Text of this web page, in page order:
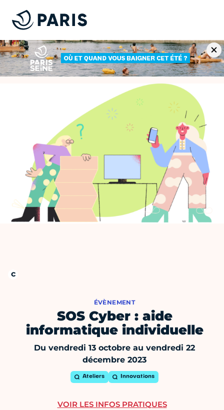
ÉVÈNEMENT
SOS Cyber : aide
informatique individuelle
Du vendredi 13 octobre au vendredi 22
décembre 2023
Ateliers Innovations
VOIR LES INFOS PRATIQUES